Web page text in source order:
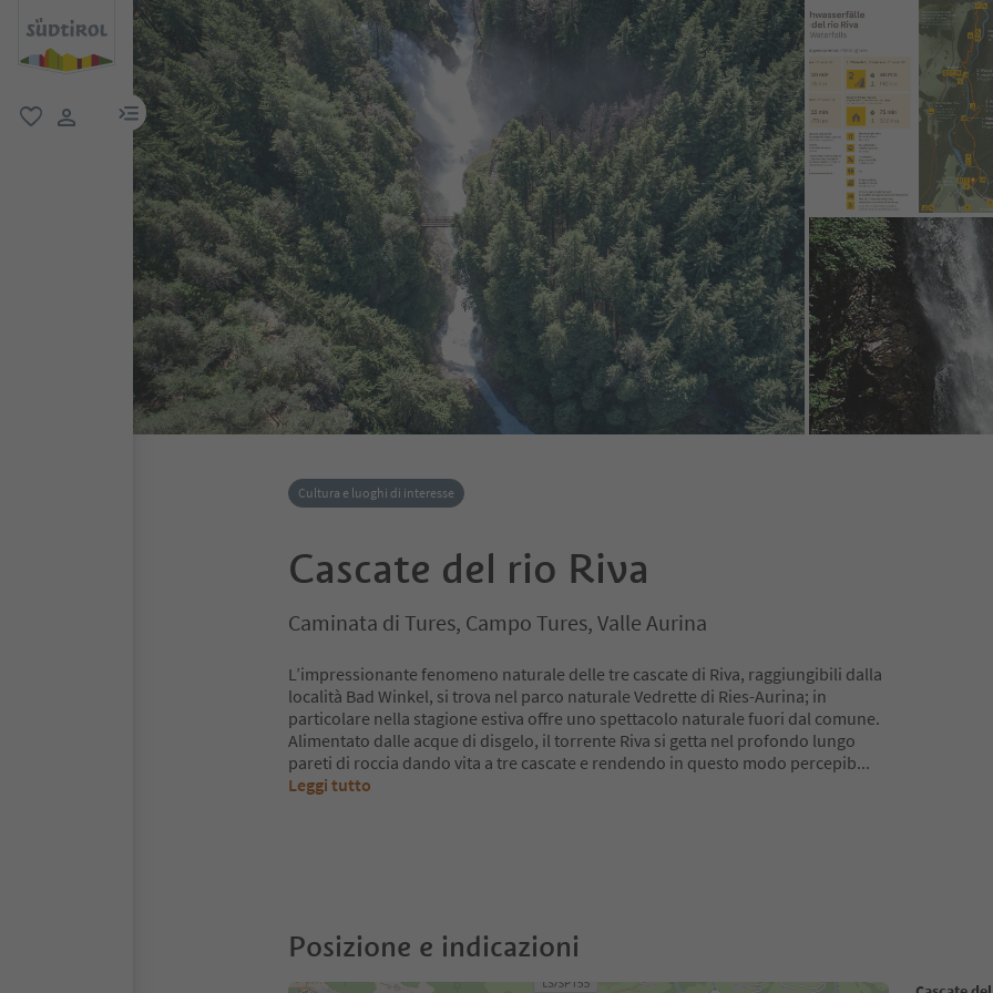
menu link
Cultura e luoghi di interesse
Cascate del rio Riva
Caminata di Tures, Campo Tures, Valle Aurina
L’impressionante fenomeno naturale delle tre cascate di Riva, raggiungibili dalla
località Bad Winkel, si trova nel parco naturale Vedrette di Ries-Aurina; in
particolare nella stagione estiva offre uno spettacolo naturale fuori dal comune.
Alimentato dalle acque di disgelo, il torrente Riva si getta nel profondo lungo
pareti di roccia dando vita a tre cascate e rendendo in questo modo percepib...
Leggi tutto
Posizione e indicazioni